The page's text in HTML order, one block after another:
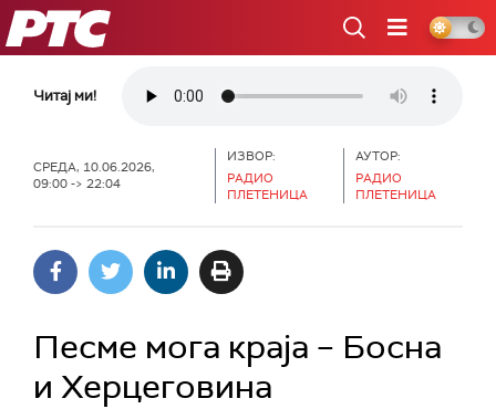
РТС
Читај ми!
СРЕДА, 10.06.2026,
09:00 -> 22:04
ИЗВОР:
РАДИО
ПЛЕТЕНИЦА
АУТОР:
РАДИО
ПЛЕТЕНИЦА
Песме мога краја – Босна
и Херцеговина